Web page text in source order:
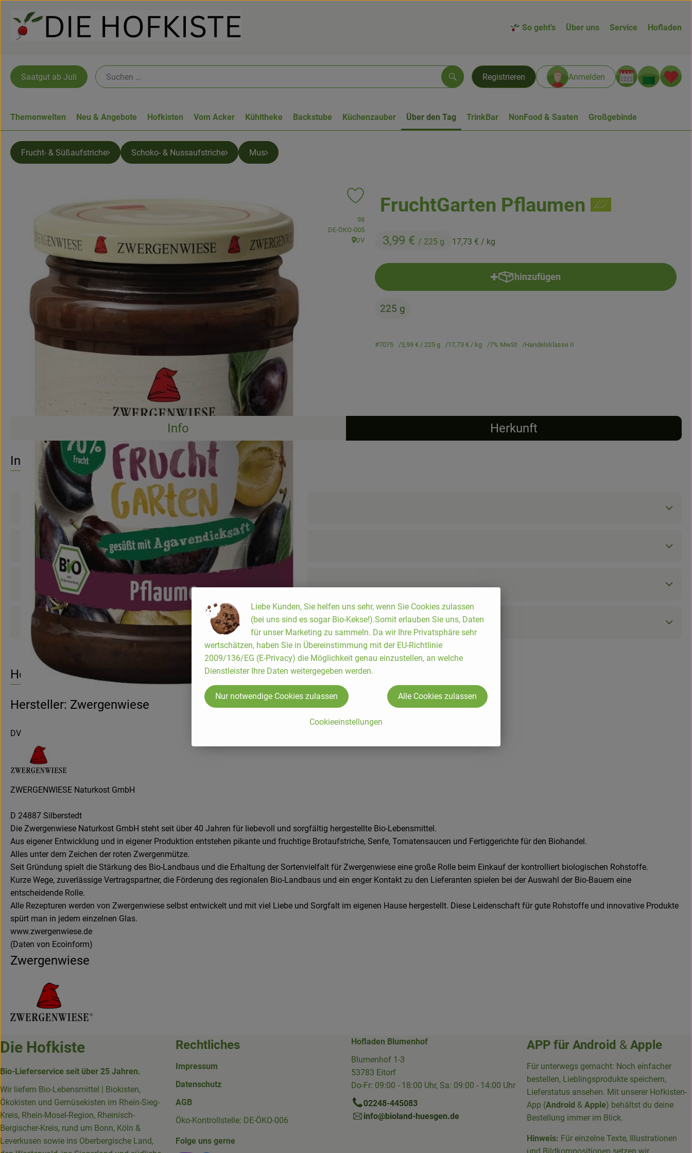
So geht’s Über uns Service Hofladen
Registrieren Anmelden
Suchen
Saatgut ab Juli
Themenwelten Neu & Angebote Hofkisten Vom Acker Kühltheke Backstube Küchenzauber Über den Tag TrinkBar NonFood & Saaten Großgebinde
Frucht- & Süßaufstriche Schoko- & Nussaufstriche Mus
FruchtGarten Pflaumen
3,99 € / 225 g 17,73 € / kg
Produkt zu Favouriten hinzufügen
, Verband:
98
, Kontrollstelle:
DE-ÖKO-005
, Herkunft:
DV
hinzufügen
Produkt zum Warenkorb hinzufügen
225 g
#7075 3,99 € / 225 g 17,73 € / kg 7% MwSt Handelsklasse II
Info Herkunft
Info
Produktinformationen
Zutaten
Nährwert-Info
Produktdatenblatt
Herkunft
Hersteller: Zwergenwiese
DV
ZWERGENWIESE Naturkost GmbH
D 24887 Silberstedt
Die Zwergenwiese Naturkost GmbH steht seit über 40 Jahren für liebevoll und sorgfältig hergestellte Bio-Lebensmittel.
Aus eigener Entwicklung und in eigener Produktion entstehen pikante und fruchtige Brotaufstriche, Senfe, Tomatensaucen und Fertiggerichte für den Biohandel.
Alles unter dem Zeichen der roten Zwergenmütze.
Seit Gründung spielt die Stärkung des Bio-Landbaus und die Erhaltung der Sortenvielfalt für Zwergenwiese eine große Rolle beim Einkauf der kontrolliert biologischen Rohstoffe.
Kurze Wege, zuverlässige Vertragspartner, die Förderung des regionalen Bio-Landbaus und ein enger Kontakt zu den Lieferanten spielen bei der Auswahl der Bio-Bauern eine
entscheidende Rolle.
Alle Rezepturen werden von Zwergenwiese selbst entwickelt und mit viel Liebe und Sorgfalt im eigenen Hause hergestellt. Diese Leidenschaft für gute Rohstoffe und innovative Produkte
spürt man in jedem einzelnen Glas.
www.zwergenwiese.de
(Daten von Ecoinform)
Zwergenwiese
Die Hofkiste
Bio-Lieferservice seit über 25 Jahren.
Wir liefern Bio-Lebensmittel | Biokisten,
Ökokisten und Gemüsekisten im Rhein-Sieg-
Kreis, Rhein-Mosel-Region, Rheinisch-
Bergischer-Kreis, rund um Bonn, Köln &
Leverkusen sowie ins Oberbergische Land,
Rechtliches
Impressum
Datenschutz
AGB
Öko-Kontrollstelle: DE-ÖKO-006
Folge uns gerne
Hofladen Blumenhof
Blumenhof 1-3
53783 Eitorf
Do-Fr: 09:00 - 18:00 Uhr, Sa: 09:00 - 14:00 Uhr
02248-445083
info@bioland-huesgen.de
APP für Android & Apple
Für unterwegs gemacht: Noch einfacher
bestellen, Lieblingsprodukte speichern,
Lieferstatus ansehen. Mit unserer Hofkisten-
App (Android & Apple) behältst du deine
Bestellung immer im Blick.
Hinweis: Für einzelne Texte, Illustrationen
und Bildkompositionen setzen wir
Liebe Kunden, Sie helfen uns sehr, wenn Sie Cookies zulassen
(bei uns sind es sogar Bio-Kekse!).Somit erlauben Sie uns, Daten
für unser Marketing zu sammeln. Da wir Ihre Privatsphäre sehr
wertschätzen, haben Sie in Übereinstimmung mit der EU-Richtlinie
2009/136/EG (E-Privacy) die Möglichkeit genau einzustellen, an welche
Dienstleister Ihre Daten weitergegeben werden.
Cookieeinstellungen
Nur notwendige Cookies zulassen Alle Cookies zulassen